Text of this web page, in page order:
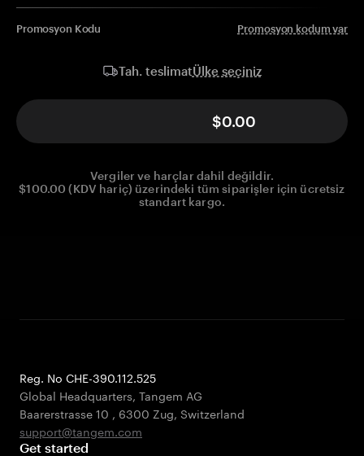
Promosyon Kodu Promosyon kodum var
Tah. teslimatÜlke seçiniz
$0.00
Vergiler ve harçlar dahil değildir.
$100.00 (KDV hariç) üzerindeki tüm siparişler için ücretsiz
standart kargo.
Reg. No CHE-390.112.525
Global Headquarters, Tangem AG
Baarerstrasse 10 , 6300 Zug, Switzerland
support@tangem.com
Get started